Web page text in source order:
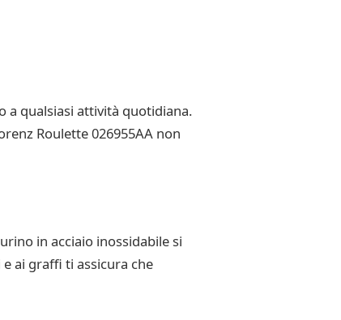
a qualsiasi attività quotidiana.
Roulette 026955AA non
in acciaio inossidabile si
ai graffi ti assicura che